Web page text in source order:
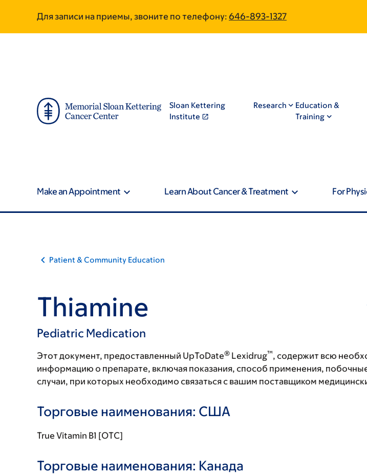
main
footer
Для записи на приемы, звоните по телефону: 646-893-1327
Sloan Kettering
Institute
Research
Education &
Training
Make an Appointment Learn About Cancer & Treatment For
Patient & Community Education
Thiamine
Pediatric Medication
Этот документ, предоставленный UpToDate® Lexidrug™, содержит всю
информацию о препарате, включая показания, способ применения,
случаи, при которых необходимо связаться с вашим поставщиком
Торговые наименования: США
True Vitamin B1 [OTC]
Торговые наименования: Канада